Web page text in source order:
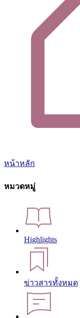
หน้าหลัก
หมวดหมู่
Highlights
ข่าวสารทั้งหมด